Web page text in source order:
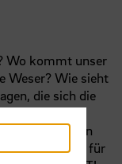
Wo kommt unser
Weser? Wie sieht
die sich die
sie Antworten
Vorträge von
vom Senator für